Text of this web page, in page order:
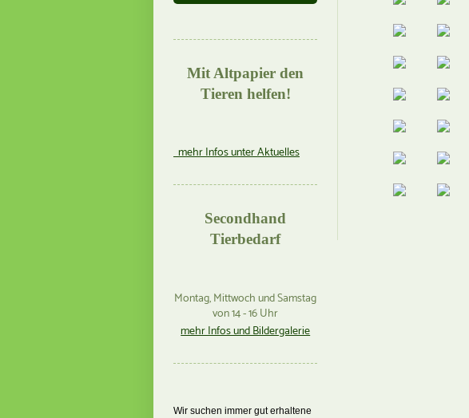
Mit Altpapier den
Tieren helfen!
mehr Infos unter Aktuelles
Secondhand
Tierbedarf
Montag, Mittwoch und Samstag
von 14 - 16 Uhr
mehr Infos und Bildergalerie
Wir suchen immer gut erhaltene